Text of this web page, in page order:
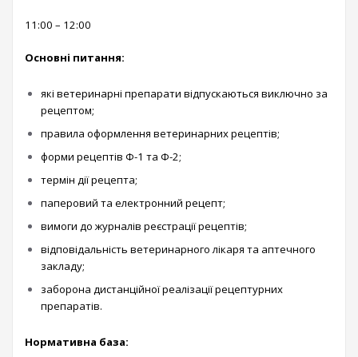
11:00 – 12:00
Основні питання:
які ветеринарні препарати відпускаються виключно за
рецептом;
правила оформлення ветеринарних рецептів;
форми рецептів Ф-1 та Ф-2;
термін дії рецепта;
паперовий та електронний рецепт;
вимоги до журналів реєстрації рецептів;
відповідальність ветеринарного лікаря та аптечного
закладу;
заборона дистанційної реалізації рецептурних
препаратів.
Нормативна база: